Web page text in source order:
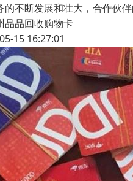
的不断发展和壮大，合作伙
品品回收购物卡
15 16:27:01